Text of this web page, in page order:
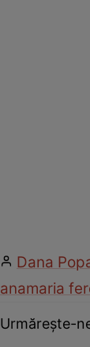
Dana
anamaria
Urmărește-